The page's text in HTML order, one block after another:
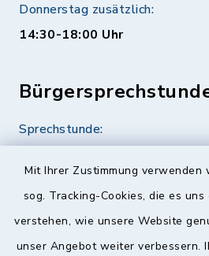
Mit Ihrer Zustimmung verwenden
sog. Tracking-Cookies, die es
verstehen, wie unsere Website
unser Angebot weiter verbessern.
Donnerstag zusätzlich:
14:30-18:00 Uhr
Sprechstunde:
Quicklinks